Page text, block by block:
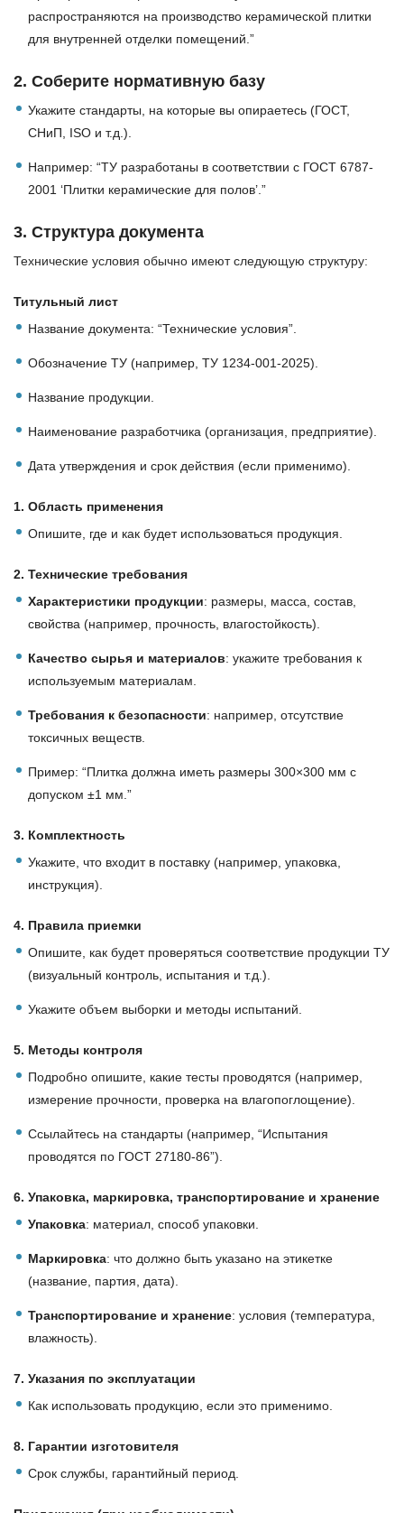
распространяются на производство керамической плитки
для внутренней отделки помещений.”
2. Соберите нормативную базу
Укажите стандарты, на которые вы опираетесь (ГОСТ,
СНиП, ISO и т.д.).
Например: “ТУ разработаны в соответствии с ГОСТ 6787-
2001 ‘Плитки керамические для полов’.”
3. Структура документа
Технические условия обычно имеют следующую структуру:
Титульный лист
Название документа: “Технические условия”.
Обозначение ТУ (например, ТУ 1234-001-2025).
Название продукции.
Наименование разработчика (организация, предприятие).
Дата утверждения и срок действия (если применимо).
1. Область применения
Опишите, где и как будет использоваться продукция.
2. Технические требования
Характеристики продукции: размеры, масса, состав,
свойства (например, прочность, влагостойкость).
Качество сырья и материалов: укажите требования к
используемым материалам.
Требования к безопасности: например, отсутствие
токсичных веществ.
Пример: “Плитка должна иметь размеры 300×300 мм с
допуском ±1 мм.”
3. Комплектность
Укажите, что входит в поставку (например, упаковка,
инструкция).
4. Правила приемки
Опишите, как будет проверяться соответствие продукции ТУ
(визуальный контроль, испытания и т.д.).
Укажите объем выборки и методы испытаний.
5. Методы контроля
Подробно опишите, какие тесты проводятся (например,
измерение прочности, проверка на влагопоглощение).
Ссылайтесь на стандарты (например, “Испытания
проводятся по ГОСТ 27180-86”).
6. Упаковка, маркировка, транспортирование и хранение
Упаковка: материал, способ упаковки.
Маркировка: что должно быть указано на этикетке
(название, партия, дата).
Транспортирование и хранение: условия (температура,
влажность).
7. Указания по эксплуатации
Как использовать продукцию, если это применимо.
8. Гарантии изготовителя
Срок службы, гарантийный период.